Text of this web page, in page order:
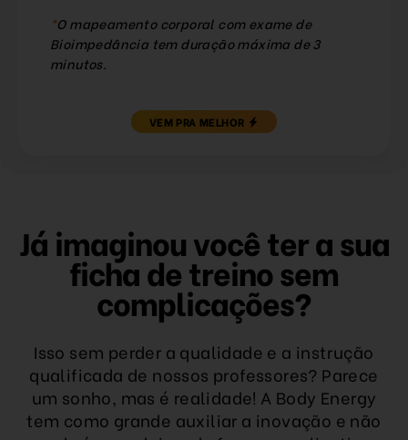
*O mapeamento corporal com exame de
Bioimpedância tem duração máxima de 3
minutos.
VEM PRA MELHOR
Já imaginou você ter a sua
ficha de treino sem
complicações?
Isso sem perder a qualidade e a instrução
qualificada de nossos professores? Parece
um sonho, mas é realidade! A Body Energy
tem como grande auxiliar a inovação e não